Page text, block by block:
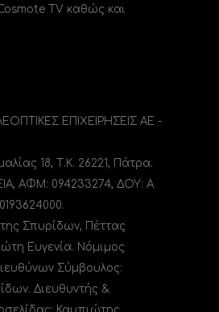
TV καθώς και
ΕΠΙΧΕΙΡΗΣΕΙΣ ΑΕ -
18, Τ.Κ. 26221, Πάτρα.
ΑΦΜ: 094233274, ΔΟΥ: A
Σπυρίδων, Πέττας
Ευγενία. Νόμιμος
Σύμβουλος:
Διευθυντής &